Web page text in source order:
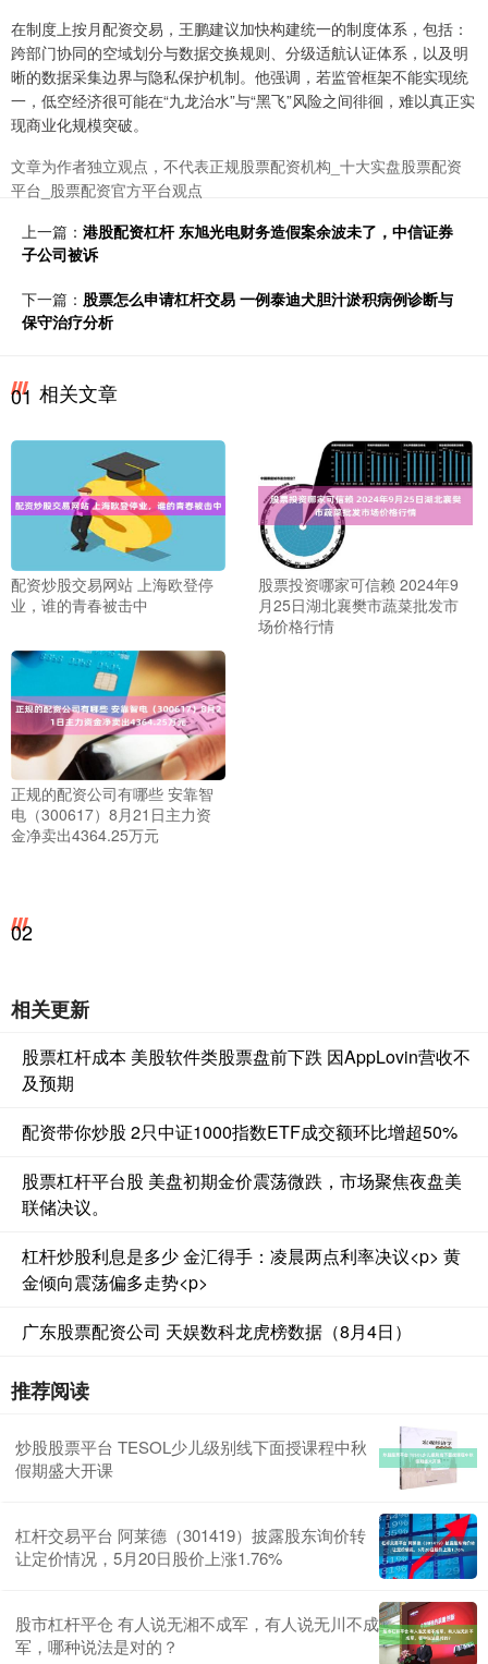
在制度上按月配资交易，王鹏建议加快构建统一的制度体系，包括：
跨部门协同的空域划分与数据交换规则、分级适航认证体系，以及明
晰的数据采集边界与隐私保护机制。他强调，若监管框架不能实现统
一，低空经济很可能在“九龙治水”与“黑飞”风险之间徘徊，难以真正实
现商业化规模突破。
文章为作者独立观点，不代表正规股票配资机构_十大实盘股票配资
平台_股票配资官方平台观点
上一篇： 港股配资杠杆 东旭光电财务造假案余波未了，中信证券
子公司被诉
下一篇： 股票怎么申请杠杆交易 一例泰迪犬胆汁淤积病例诊断与
保守治疗分析
01 相关文章
配资炒股交易网站 上海欧登停
业，谁的青春被击中
股票投资哪家可信赖 2024年9
月25日湖北襄樊市蔬菜批发市
场价格行情
正规的配资公司有哪些 安靠智
电（300617）8月21日主力资
金净卖出4364.25万元
02
相关更新
股票杠杆成本 美股软件类股票盘前下跌 因AppLovin营收不
及预期
配资带你炒股 2只中证1000指数ETF成交额环比增超50%
股票杠杆平台股 美盘初期金价震荡微跌，市场聚焦夜盘美
联储决议。
杠杆炒股利息是多少 金汇得手：凌晨两点利率决议<p> 黄
金倾向震荡偏多走势<p>
广东股票配资公司 天娱数科龙虎榜数据（8月4日）
推荐阅读
炒股股票平台 TESOL少儿级别线下面授课程中秋
假期盛大开课
杠杆交易平台 阿莱德（301419）披露股东询价转
让定价情况，5月20日股价上涨1.76%
股市杠杆平仓 有人说无湘不成军，有人说无川不成
军，哪种说法是对的？